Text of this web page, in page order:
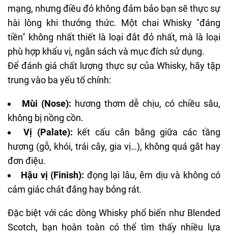
mạng, nhưng điều đó không đảm bảo bạn sẽ thực sự
hài lòng khi thưởng thức. Một chai Whisky "đáng
tiền" không nhất thiết là loại đắt đỏ nhất, mà là loại
phù hợp khẩu vị, ngân sách và mục đích sử dụng.
Để đánh giá chất lượng thực sự của Whisky, hãy tập
trung vào ba yếu tố chính:
Mùi (Nose): hương thơm dễ chịu, có chiều sâu,
không bị nồng cồn.
Vị (Palate): kết cấu cân bằng giữa các tầng
hương (gỗ, khói, trái cây, gia vị…), không quá gắt hay
đơn điệu.
Hậu vị (Finish): đọng lại lâu, êm dịu và không có
cảm giác chát đắng hay bỏng rát.
Đặc biệt với các dòng Whisky phổ biến như Blended
Scotch, bạn hoàn toàn có thể tìm thấy nhiều lựa